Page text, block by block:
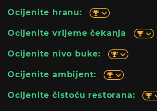
Ocijenite hranu:
Ocijenite vrijeme čekanja
Ocijenite nivo buke:
Ocijenite ambijent:
Ocijenite čistoću restorana: